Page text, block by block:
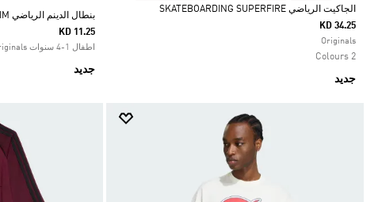
Selected
الجاكيت الرياضي SKATEBOARDING SUPERFIRE
KD 34.25
Originals
2 Colours
جديد
بنطال الدينم الرياضي FIREBIRD DENIM
KD 11.25
اطفال 1-4 سنوات Originals
جديد